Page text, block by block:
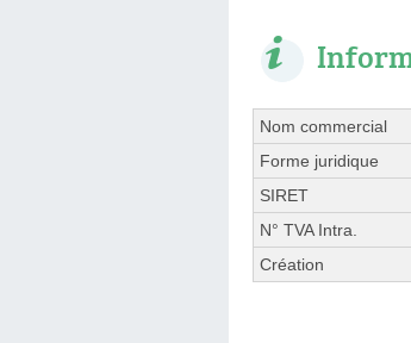
Nom commercial
Forme juridique
SIRET
N° TVA Intra.
Création